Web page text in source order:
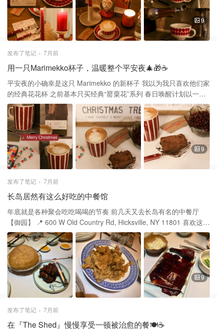
可以随意的点上好多红蜡烛 营造温暖的充满爱的冬日 这些蜡烛都是
来自 Ikea 宜家 烛台有 H&M 圣诞老人是在walmart打折淘的 ☕️杯子
凑热闹一起过圣诞 把Arabia的24H红色拿出来超配圣诞节🎄 蓝色和
金色也都收了，红色过分美丽 🍴 Sabre 用红色的刀叉也来配合应下
景 虽然圣诞节不是中国的传统节日 但它带给人们温暖和快乐 圣诞节
屋子上五颜六色的彩灯，还有可爱的圣诞物件 倒处都充满了节日的
气氛 和家人一起布置圣诞树已经是每年的传统 树上挂满了小铃铛、
彩球和星星，漂亮极了 晚上，我们一起吃了一顿丰盛的晚餐 饭后，
咖啡配着白天做的甜品心里超开心 “费南雪”和杏仁瓦片 我觉得，圣
诞节不仅是收礼物的日子 更是一个分享爱和快乐的节日 『日式费南
雪』，无需打发，零基础也能自己在家做美味甜点🍮 酥脆营养杏仁
瓦片
9
发布了笔记 7月前
用一只Marimekko杯子，温暖整个平安夜🎄🎁☕️
平安夜的小确幸是这只 Marimekko 的新杯子 我以为我只喜欢他们家
的经典花花杯 之前基本只买经典“罂粟花”系列 春日唤醒计划以一个
fafa杯拉开序幕▶️🔛 囤年货啦，餐具控继续囤杯子🥂 没想到前几天
却为竖条纹也买了单 2025新款的酒红色圣诞色太美啦 Marimekko
Oiva / Piccolo Mug, Burgundy 当时这款官网竟是on sale还有额外
折扣 没有把小方盘子一起买回有点后悔 用来装小块甜品和杯子配整
套会更好看 这个设计有小号咖啡杯和这款马克杯 还有双耳碗看到时
候已经没有了 花没拉好，奶泡打太浓稠，歪打正着 一坨倒在表面，
用叉子左右拉，圣诞🌲出现了 刚好底部又有点稀,倒出来又像是树的
topping 昨天在 Chick-Fil-A 免费拿的Brownie 免费加入会员，时不
尼 Zara Home买的立体花瓣碗绿色的 配着里面的红色石榴也很圣诞
🎄 换了圣诞风手机壳📱和手机链 用心迎接圣诞节🎄 平安夜快乐🎊
9
发布了笔记 7月前
长岛居然有这么好吃的中餐馆
年底就是各种聚会吃吃喝喝的节奏 前几天又去长岛有名的中餐厅
【御园】 📍 600 W Old Country Rd, Hicksville, NY 11801 喜欢这里
古香古色的中式装修，菜品也都很绝 它以东方饮食文化为根基和主
题 将传统中餐的精髓与现代审美巧妙融合 每一道菜肴都像是一件中
式艺术品 用餐氛围感很适家庭或朋友聚会 甚至邀请不同国家的友人
让他们在中式园林空间设计的环境里 享用中华色香味俱佳的中式菜
肴 通过美食更加了解中式餐饮文化 每次必点： 🫓葱油泡饼 不同于
普通的葱油饼 这个饼刚端上桌像气球一样 用筷子🥢戳破手撕着吃 味
道也比普通葱油饼更好吃 🌸桂花小排 排骨做出了米其林风格 摆盘好
看，排骨也超好吃 sauce不错、还有淡淡的桂花香 🦆北京烤鸭 招牌
起来咬一口鸭香葱香 没有人会拒绝这番美味吧 🐟松鼠鱼 小朋友喜
9
发布了笔记 7月前
在『The Shed』慢慢享受一顿被治愈的餐🍽️☕️